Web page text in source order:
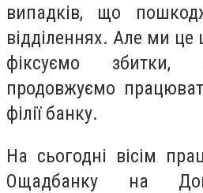
випадків, що
відділеннях. Але ми
фіксуємо збитки,
продовжуємо
філії банку.
На сьогодні вісім
Ощадбанку на